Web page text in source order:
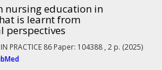
nursing education in
is learnt from
perspectives
PRACTICE 86 Paper: 104388 , 2 p. (2025)